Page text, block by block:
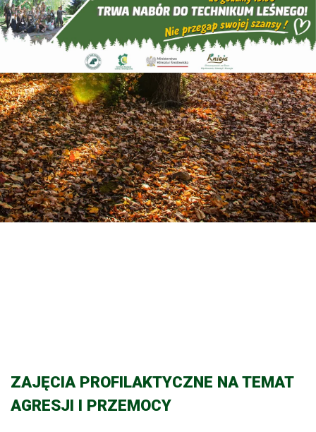
ZAJĘCIA PROFILAKTYCZNE NA TEMAT
AGRESJI I PRZEMOCY